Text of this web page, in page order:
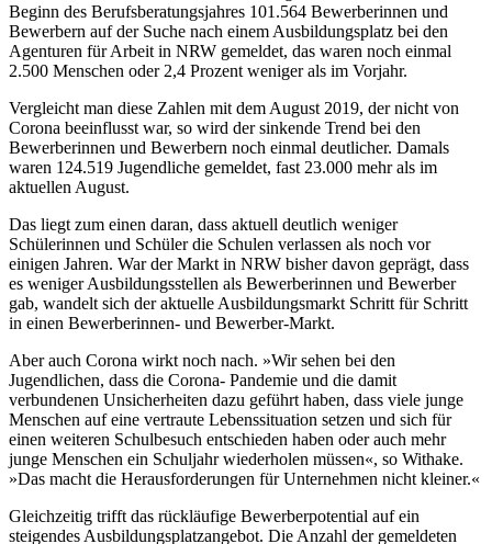
Beginn des Berufsberatungsjahres 101.564 Bewerberinnen und
Bewerbern auf der Suche nach einem Ausbildungsplatz bei den
Agenturen für Arbeit in NRW gemeldet, das waren noch einmal
2.500 Menschen oder 2,4 Prozent weniger als im Vorjahr.
Vergleicht man diese Zahlen mit dem August 2019, der nicht von
Corona beeinflusst war, so wird der sinkende Trend bei den
Bewerberinnen und Bewerbern noch einmal deutlicher. Damals
waren 124.519 Jugendliche gemeldet, fast 23.000 mehr als im
aktuellen August.
Das liegt zum einen daran, dass aktuell deutlich weniger
Schülerinnen und Schüler die Schulen verlassen als noch vor
einigen Jahren. War der Markt in NRW bisher davon geprägt, dass
es weniger Ausbildungsstellen als Bewerberinnen und Bewerber
gab, wandelt sich der aktuelle Ausbildungsmarkt Schritt für Schritt
in einen Bewerberinnen- und Bewerber-Markt.
Aber auch Corona wirkt noch nach. »Wir sehen bei den
Jugendlichen, dass die Corona- Pandemie und die damit
verbundenen Unsicherheiten dazu geführt haben, dass viele junge
Menschen auf eine vertraute Lebenssituation setzen und sich für
einen weiteren Schulbesuch entschieden haben oder auch mehr
junge Menschen ein Schuljahr wiederholen müssen«, so Withake.
»Das macht die Herausforderungen für Unternehmen nicht kleiner.«
Gleichzeitig trifft das rückläufige Bewerberpotential auf ein
steigendes Ausbildungsplatzangebot. Die Anzahl der gemeldeten